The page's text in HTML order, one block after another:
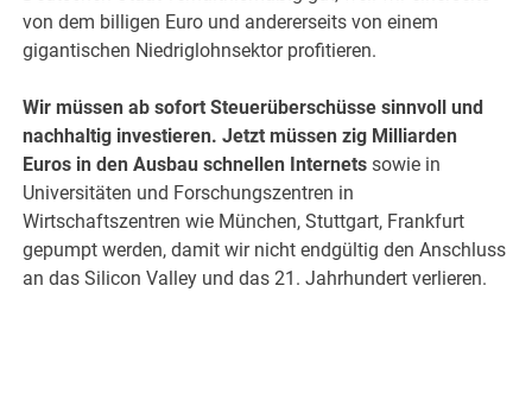
von dem billigen Euro und andererseits von einem
gigantischen Niedriglohnsektor profitieren.
Wir müssen ab sofort Steuerüberschüsse sinnvoll und
nachhaltig investieren. Jetzt müssen zig Milliarden
Euros in den Ausbau schnellen Internets sowie in
Universitäten und Forschungszentren in
Wirtschaftszentren wie München, Stuttgart, Frankfurt
gepumpt werden, damit wir nicht endgültig den Anschluss
an das Silicon Valley und das 21. Jahrhundert verlieren.